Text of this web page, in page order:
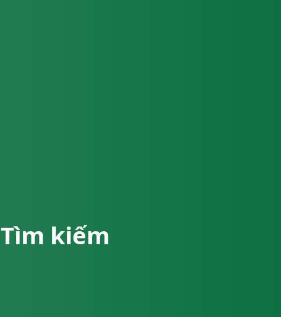
Tìm kiếm